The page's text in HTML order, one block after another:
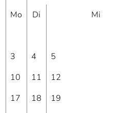
Mo
Di Mi
3
4 5
10
11 12
17
18 19